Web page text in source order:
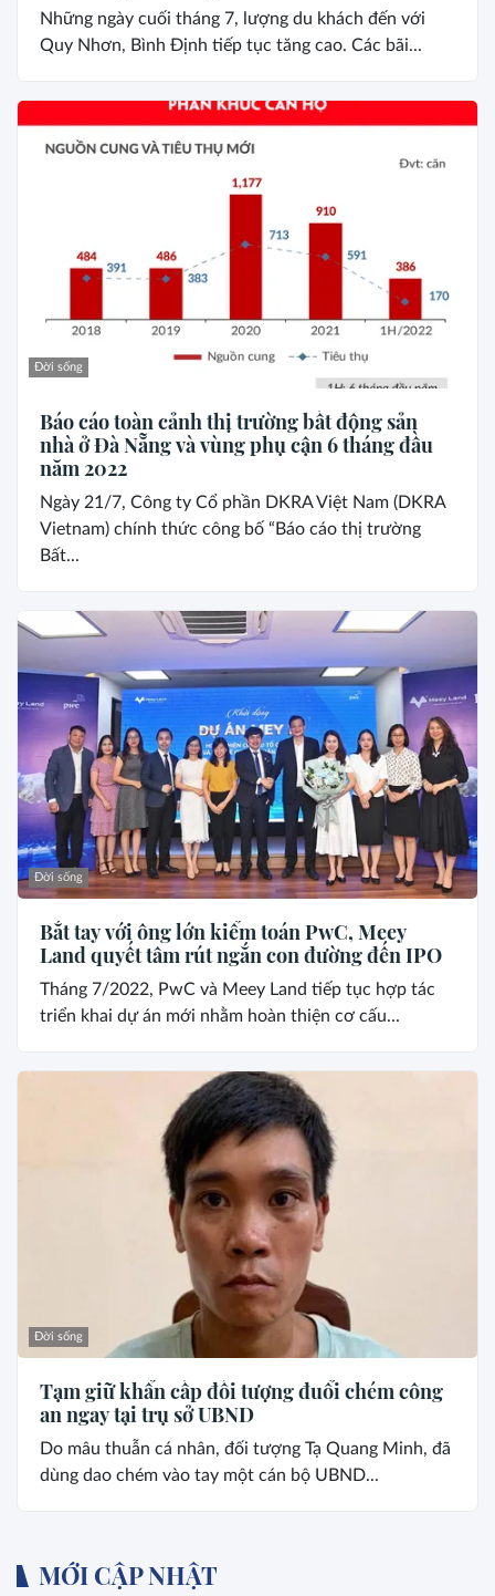
Những ngày cuối tháng 7, lượng du khách đến với
Quy Nhơn, Bình Định tiếp tục tăng cao. Các bãi...
Đời sống
Báo cáo toàn cảnh thị trường bất động sản
nhà ở Đà Nẵng và vùng phụ cận 6 tháng đầu
năm 2022
Ngày 21/7, Công ty Cổ phần DKRA Việt Nam (DKRA
Vietnam) chính thức công bố “Báo cáo thị trường
Bất...
Đời sống
Bắt tay với ông lớn kiểm toán PwC, Meey
Land quyết tâm rút ngắn con đường đến IPO
Tháng 7/2022, PwC và Meey Land tiếp tục hợp tác
triển khai dự án mới nhằm hoàn thiện cơ cấu...
Đời sống
Tạm giữ khẩn cấp đối tượng đuổi chém công
an ngay tại trụ sở UBND
Do mâu thuẫn cá nhân, đối tượng Tạ Quang Minh, đã
dùng dao chém vào tay một cán bộ UBND...
MỚI CẬP NHẬT